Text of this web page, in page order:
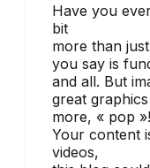
Have you
bit
more than
you say is
and all. But
great
more, « pop »!
Your content
videos,